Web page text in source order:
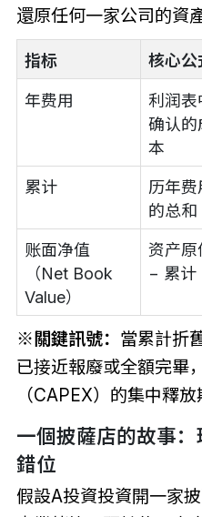
還原任何一家公司的資
指标 核心公
年费用
利润表
确认的
本
累计
历年费
的总和
账面净值
（Net Book
Value）
资产原
− 累计
※關鍵訊號： 當累計折
已接近報廢或全額完畢
（CAPEX）的集中釋放
一個披薩店的故事
錯位
假設A投資投資開一家